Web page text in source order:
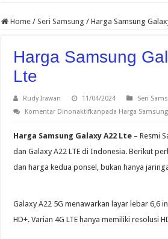
Home / Seri Samsung / Harga Samsung
Harga Samsung
Lte
Rudy Irawan 11/04/2024
Seri
Komentar Dinonaktifkanpada Harga
Harga Samsung Galaxy A22 Lte – Resmi
dan Galaxy A22 LTE di Indonesia. Berikut
dan harga kedua ponsel, bukan hanya
Galaxy A22 5G menawarkan layar lebar 6,6
HD+. Varian 4G LTE hanya memiliki resolusi